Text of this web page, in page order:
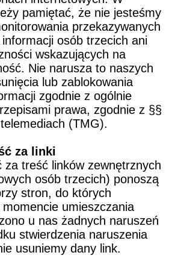
pamiętać, że nie jesteśmy
przekazywanych
informacji osób trzecich ani
wskazujących na
Nie narusza to naszych
lub zablokowania
zgodnie z ogólnie
prawa, zgodnie z §§
(TMG).
za linki
za treść linków zewnętrznych
osób trzecich) ponoszą
stron, do których
umieszczania
u nas żadnych naruszeń
stwierdzenia naruszenia
usuniemy dany link.